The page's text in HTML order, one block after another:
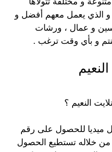
و الذي يعمل معهم أفضل و
و عمال ، ورشات
كنتم و بأي وقت ترغب .
النعيم ؟
ميديا للحصول على رقم
من خلاله تستطيع الحصول